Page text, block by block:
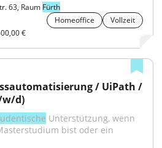
63, Raum Fürth
Homeoffice
Vollzeit
€
/ UiPath /
w/d)
Unterstützung, wenn
bist oder ein